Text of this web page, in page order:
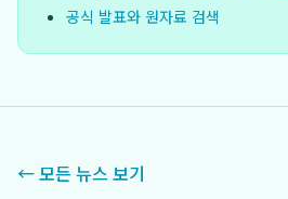
공식 발표와 원자료 검색
← 모든 뉴스 보기